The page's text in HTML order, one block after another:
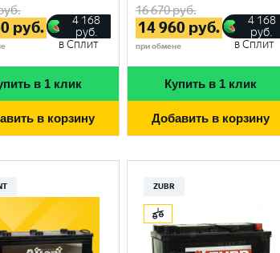
руб.
4 168
руб.
в Сплит
в 1 клик
в корзину
16 670руб.
14 960 руб.
при обмене
4 168
руб.
в Сплит
Купить в 1 клик
Добавить в корзину
ZUBR